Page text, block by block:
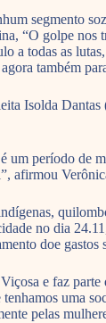
segmento
“O golpe
a todas as
também
Isolda
período de
afirmou
no dia
doe
e faz
uma
pelas